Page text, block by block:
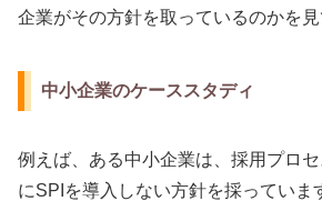
企業がその方針を取っているのかを見
中小企業のケーススタディ
例えば、ある中小企業は、採用プロ
にSPIを導入しない方針を採っていま